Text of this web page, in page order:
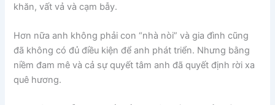
khăn, vất vả và cạm bẫy.
Hơn nữa anh không phải con “nhà nòi” và gia đình cũng
đã không có đủ điều kiện để anh phát triển. Nhưng bằng
niềm đam mê và cả sự quyết tâm anh đã quyết định rời xa
quê hương.